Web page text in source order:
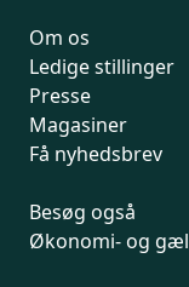
Om os
Ledige stillinger
Presse
Magasiner
Få nyhedsbrev
Besøg også
Økonomi- og